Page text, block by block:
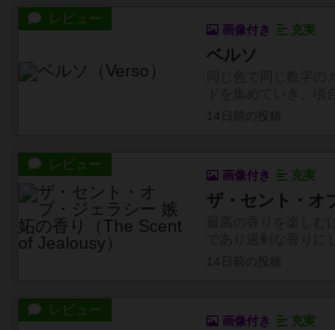
レビュー
画像付き 充実
ベルソ
レビュー
画像付き 充実
レビュー
画像付き 充実